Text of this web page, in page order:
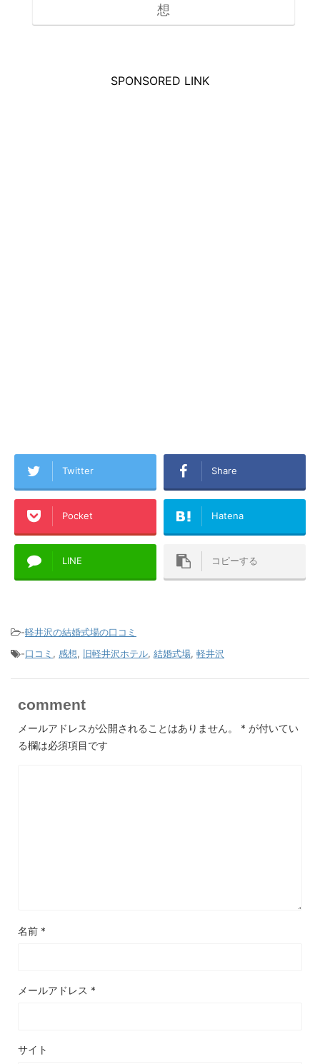
想
SPONSORED LINK
Twitter Share
Pocket Hatena
LINE コピーする
-軽井沢の結婚式場の口コミ
-口コミ , 感想, 旧軽井沢ホテル, 結婚式場, 軽井沢
comment
メールアドレスが公開されることはありません。 * が付いてい
る欄は必須項目です
名前 *
メールアドレス *
サイト